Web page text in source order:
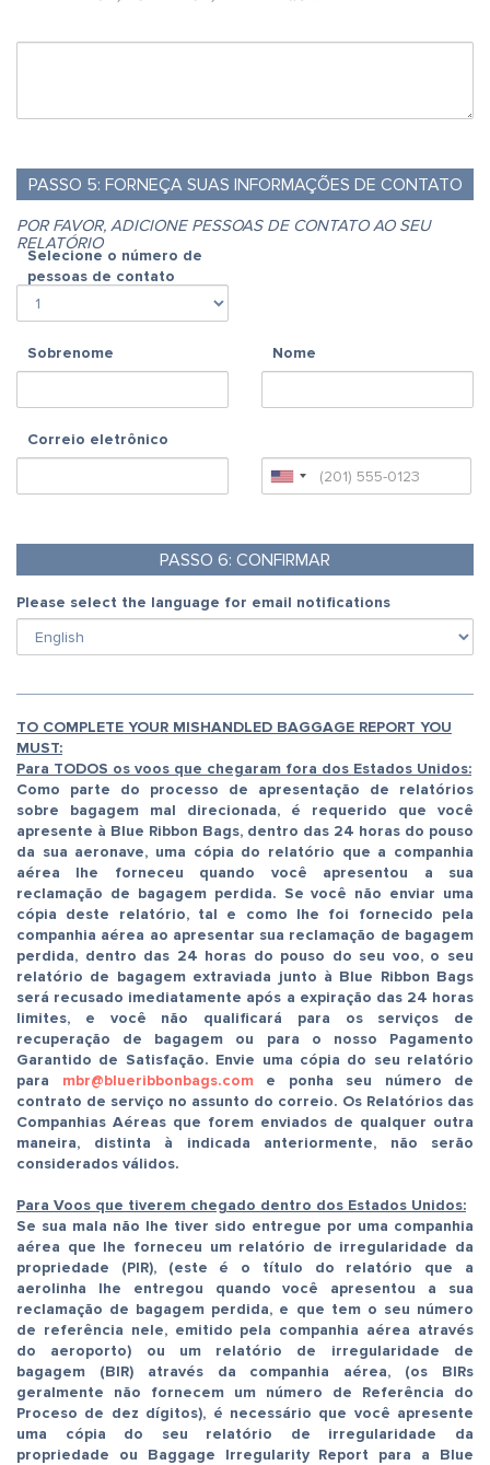
PASSO 5: FORNEÇA SUAS INFORMAÇÕES DE CONTATO
POR FAVOR, ADICIONE PESSOAS DE CONTATO AO SEU
RELATÓRIO
Selecione o número de
pessoas de contato
Sobrenome Nome
Correio eletrônico
PASSO 6: CONFIRMAR
Please select the language for email notifications
TO COMPLETE YOUR MISHANDLED BAGGAGE REPORT YOU
MUST:
Para TODOS os voos que chegaram fora dos Estados Unidos:
Como parte do processo de apresentação de relatórios
sobre bagagem mal direcionada, é requerido que você
apresente à Blue Ribbon Bags, dentro das 24 horas do pouso
da sua aeronave, uma cópia do relatório que a companhia
aérea lhe forneceu quando você apresentou a sua
reclamação de bagagem perdida. Se você não enviar uma
cópia deste relatório, tal e como lhe foi fornecido pela
companhia aérea ao apresentar sua reclamação de bagagem
perdida, dentro das 24 horas do pouso do seu voo, o seu
relatório de bagagem extraviada junto à Blue Ribbon Bags
será recusado imediatamente após a expiração das 24 horas
limites, e você não qualificará para os serviços de
recuperação de bagagem ou para o nosso Pagamento
Garantido de Satisfação. Envie uma cópia do seu relatório
para mbr@blueribbonbags.com e ponha seu número de
contrato de serviço no assunto do correio. Os Relatórios das
Companhias Aéreas que forem enviados de qualquer outra
maneira, distinta à indicada anteriormente, não serão
considerados válidos.
Para Voos que tiverem chegado dentro dos Estados Unidos:
Se sua mala não lhe tiver sido entregue por uma companhia
aérea que lhe forneceu um relatório de irregularidade da
propriedade (PIR), (este é o título do relatório que a
aerolinha lhe entregou quando você apresentou a sua
reclamação de bagagem perdida, e que tem o seu número
de referência nele, emitido pela companhia aérea através
do aeroporto) ou um relatório de irregularidade de
bagagem (BIR) através da companhia aérea, (os BIRs
geralmente não fornecem um número de Referência do
Proceso de dez dígitos), é necessário que você apresente
uma cópia do seu relatório de irregularidade da
propriedade ou Baggage Irregularity Report para a Blue